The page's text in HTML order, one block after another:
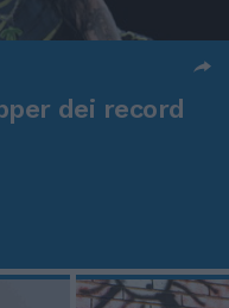
dei record